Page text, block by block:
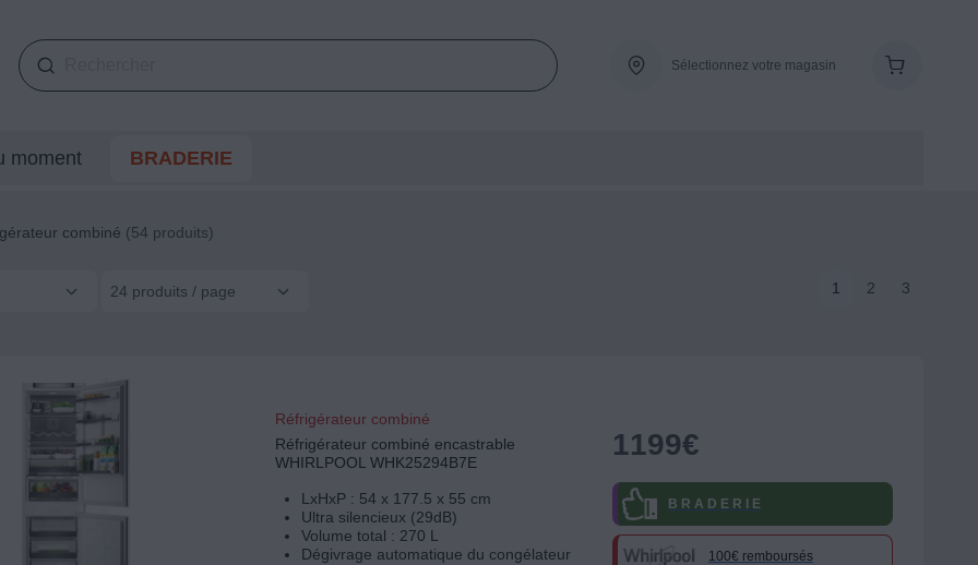
Sélectionnez votre magasin
moment BRADERIE
combiné (54 produits)
24 produits / page 1 2 3
Réfrigérateur combiné
Réfrigérateur combiné encastrable
WHIRLPOOL WHK25294B7E
LxHxP : 54 x 177.5 x 55 cm
Ultra silencieux (29dB)
Volume total : 270 L
Dégivrage automatique du congélateur
1199€
B R A D E R I E
100€ remboursés